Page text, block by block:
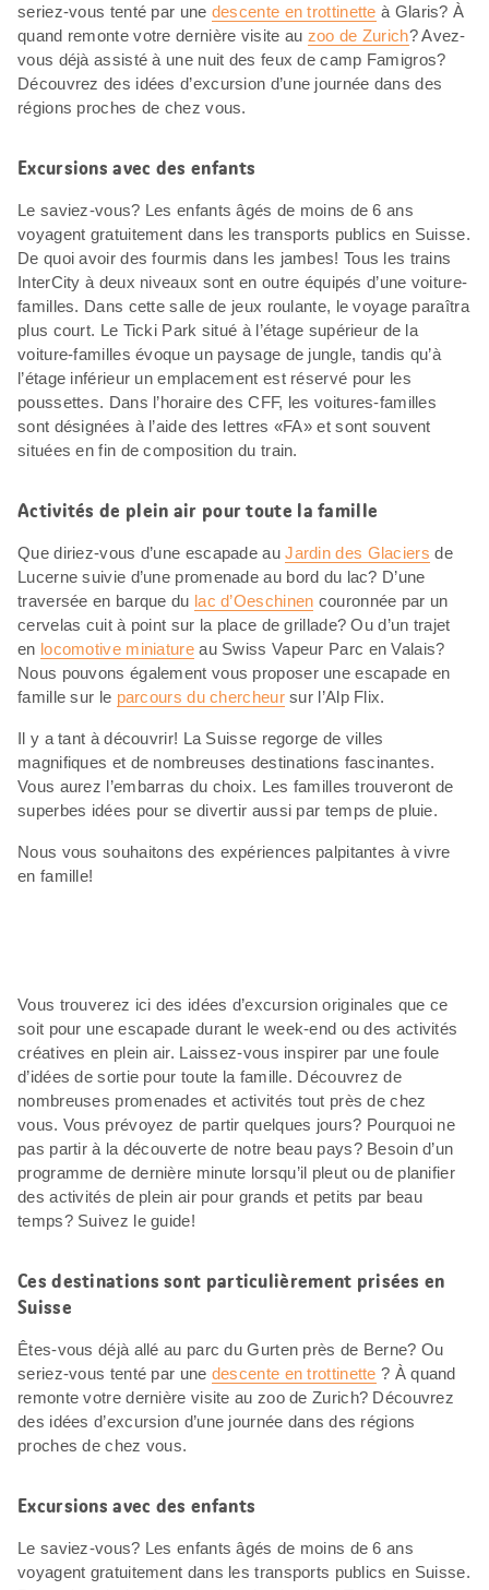
seriez-vous tenté par une descente en trottinette à Glaris? À
quand remonte votre dernière visite au zoo de Zurich? Avez-
vous déjà assisté à une nuit des feux de camp Famigros?
Découvrez des idées d’excursion d’une journée dans des
régions proches de chez vous.
Excursions avec des enfants
Le saviez-vous? Les enfants âgés de moins de 6 ans
voyagent gratuitement dans les transports publics en Suisse.
De quoi avoir des fourmis dans les jambes! Tous les trains
InterCity à deux niveaux sont en outre équipés d’une voiture-
familles. Dans cette salle de jeux roulante, le voyage paraîtra
plus court. Le Ticki Park situé à l’étage supérieur de la
voiture-familles évoque un paysage de jungle, tandis qu’à
l’étage inférieur un emplacement est réservé pour les
poussettes. Dans l’horaire des CFF, les voitures-familles
sont désignées à l’aide des lettres «FA» et sont souvent
situées en fin de composition du train.
Activités de plein air pour toute la famille
Que diriez-vous d’une escapade auJardin des Glaciers de
Lucerne suivie d’une promenade au bord du lac? D’une
traversée en barque du lac d’Oeschinen couronnée par un
cervelas cuit à point sur la place de grillade? Ou d’un trajet
en locomotive miniatureau Swiss Vapeur Parc en Valais?
Nous pouvons également vous proposer une escapade en
famille sur le parcours du chercheursur l’Alp Flix.
Il y a tant à découvrir! La Suisse regorge de villes
magnifiques et de nombreuses destinations fascinantes.
Vous aurez l’embarras du choix. Les familles trouveront de
superbes idées pour se divertir aussi par temps de pluie.
Nous vous souhaitons des expériences palpitantes à vivre
en famille!
Vous trouverez ici des idées d’excursion originales que ce
soit pour une escapade durant le week-end ou des activités
créatives en plein air. Laissez-vous inspirer par une foule
d’idées de sortie pour toute la famille. Découvrez de
nombreuses promenades et activités tout près de chez
vous. Vous prévoyez de partir quelques jours? Pourquoi ne
pas partir à la découverte de notre beau pays? Besoin d’un
programme de dernière minute lorsqu’il pleut ou de planifier
des activités de plein air pour grands et petits par beau
temps? Suivez le guide!
Ces destinations sont particulièrement prisées en
Suisse
Êtes-vous déjà allé au parc du Gurten près de Berne? Ou
seriez-vous tenté par une descente en trottinette ? À quand
remonte votre dernière visite au zoo de Zurich? Découvrez
des idées d’excursion d’une journée dans des régions
proches de chez vous.
Excursions avec des enfants
Le saviez-vous? Les enfants âgés de moins de 6 ans
voyagent gratuitement dans les transports publics en Suisse.